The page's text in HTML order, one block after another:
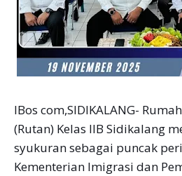
lBos com,SIDIKALANG-
(Rutan) Kelas IIB Sidikalang
syukuran sebagai puncak
Kementerian Imigrasi dan